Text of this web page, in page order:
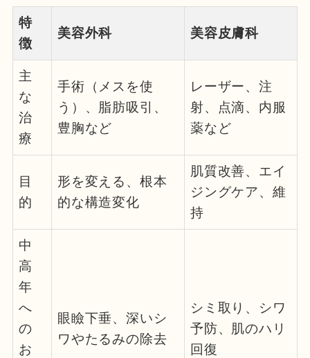
特
徴
美容外科 美容皮膚科
主
な
治
療
手術（メスを使
う）、脂肪吸引、
豊胸など
レーザー、注
射、点滴、内服
薬など
目
的
形を変える、根本
的な構造変化
肌質改善、エイ
ジングケア、維
持
中
高
年
へ
の
お
眼瞼下垂、深いシ
ワやたるみの除去
シミ取り、シワ
予防、肌のハリ
回復